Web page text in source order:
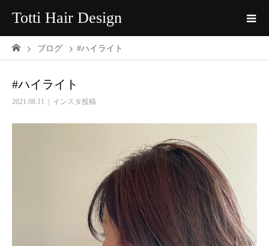
Totti Hair Design
ブログ #ハイライト
#ハイライト
2021.08.11 インスタ投稿